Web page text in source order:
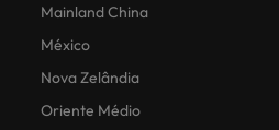
Mainland China
México
Nova Zelândia
Oriente Médio